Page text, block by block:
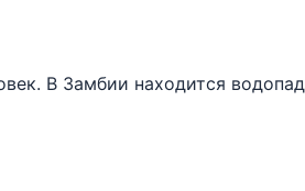
В Замбии находится водопад